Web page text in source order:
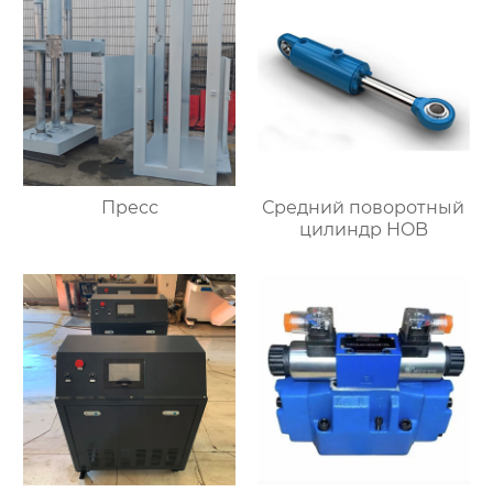
Пресс
Средний поворотный
цилиндр HOB